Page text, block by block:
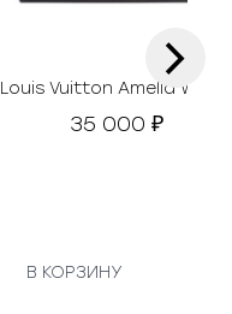
Louis Vuitton Amelia
35 000₽
В КОРЗИНУ
›